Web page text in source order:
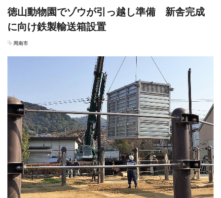
徳山動物園でゾウが引っ越し準備 新舎完成
に向け鉄製輸送箱設置
周南市